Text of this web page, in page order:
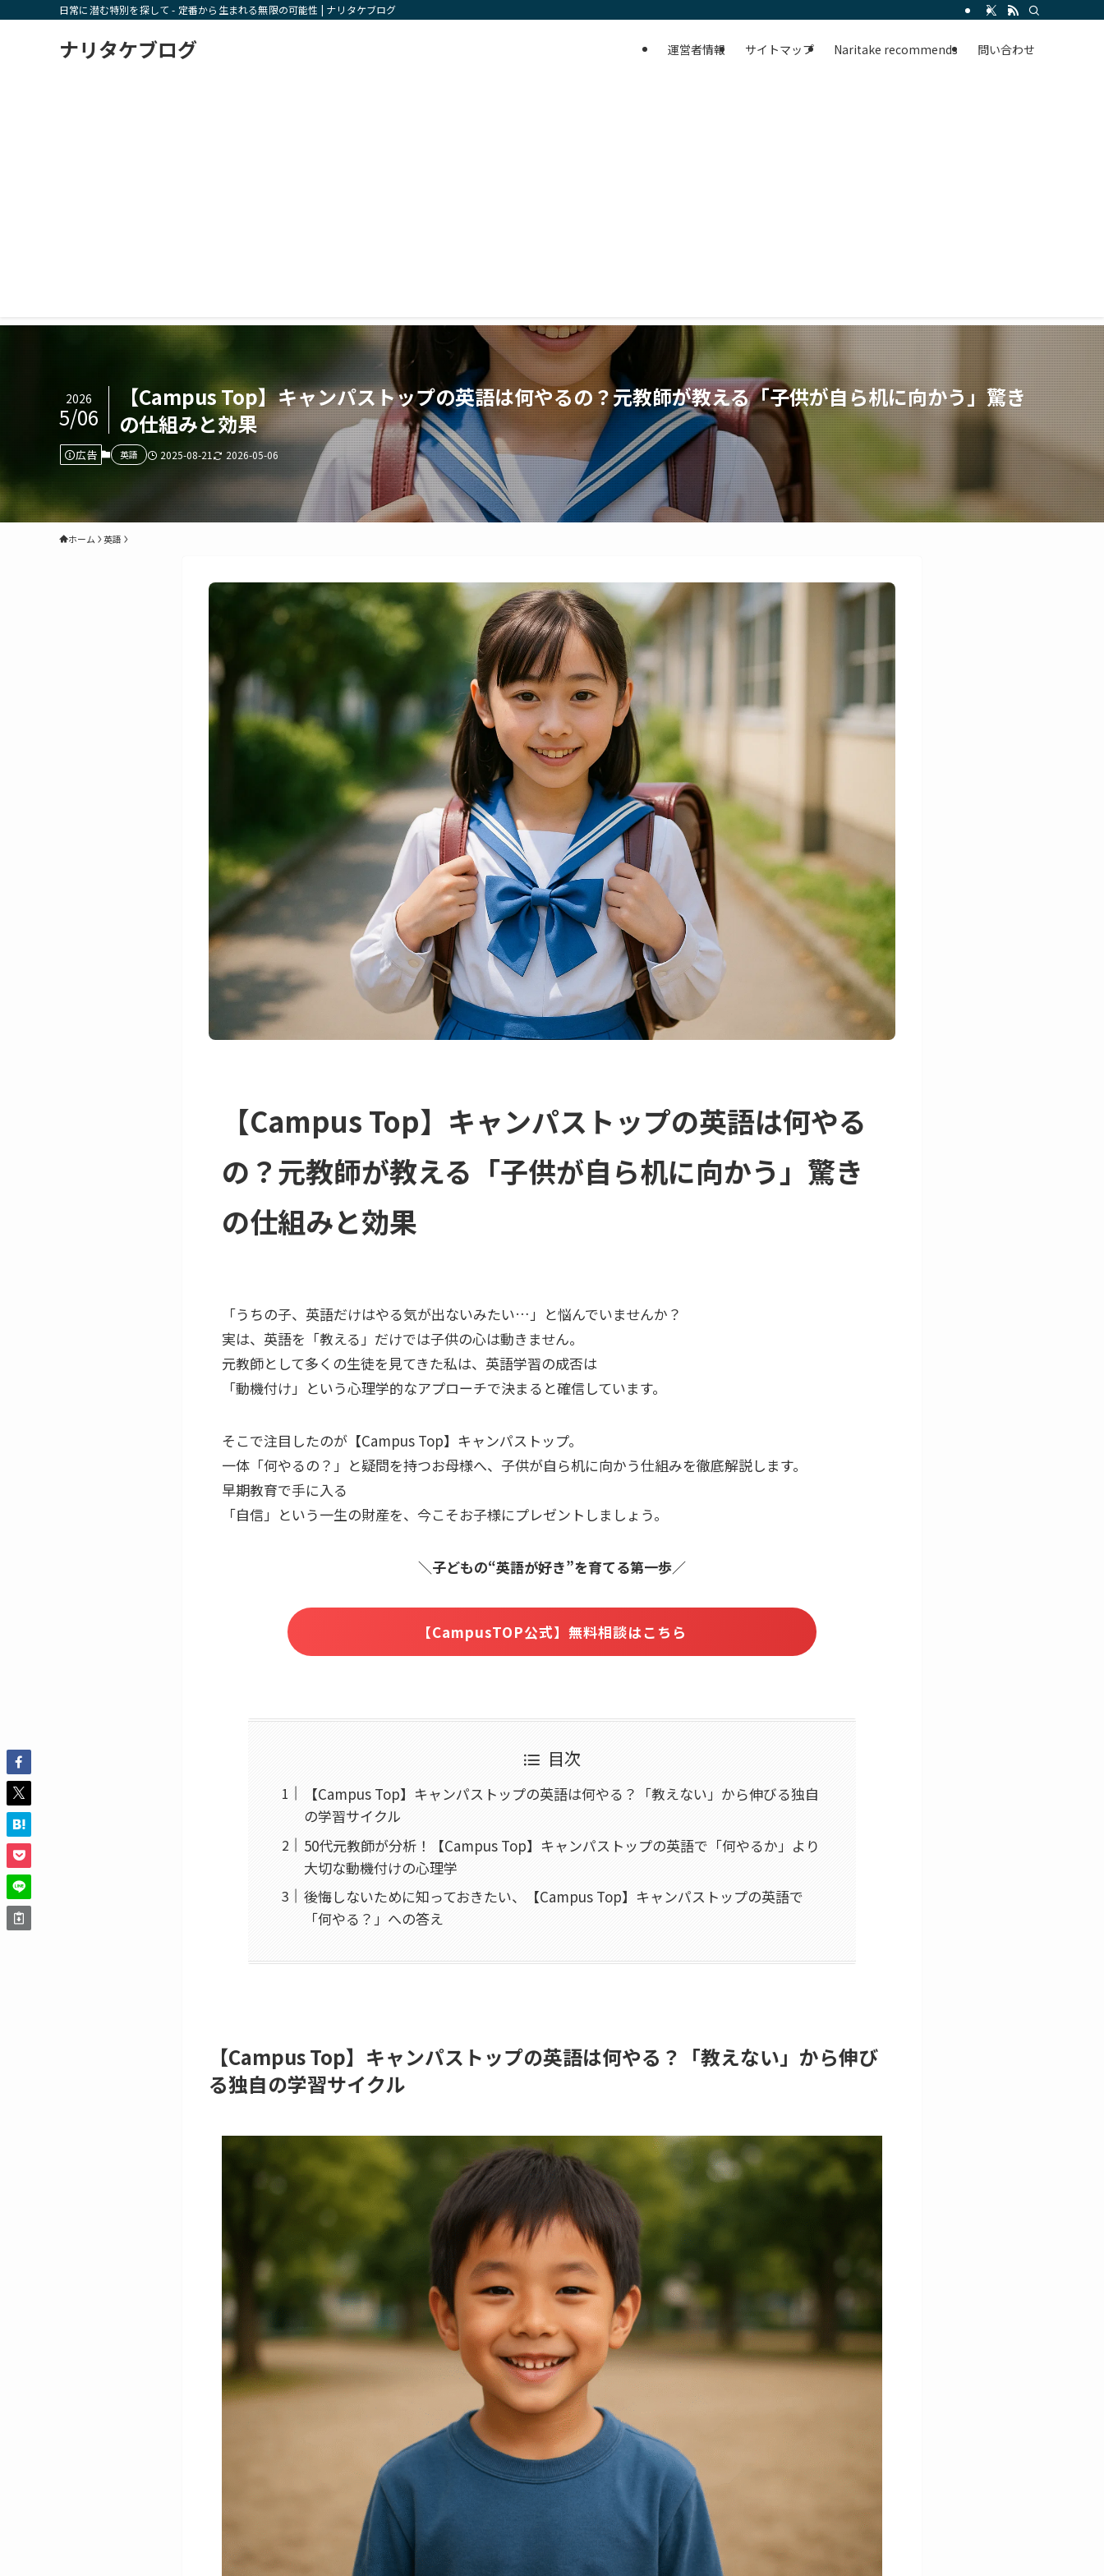
日常に潜む特別を探して - 定番から生まれる無限の可能性 | ナリタケブログ
ナリタケブログ 運営者情報 サイトマップ Naritake recommends 問い合わせ
【Campus Top】キャンパストップの英語は何やるの？元教師が教える「子供が自ら机に向かう」驚き
の仕組みと効果
2026
5/06
広告 英語 2025-08-21 2026-05-06
ホーム 英語
【Campus Top】キャンパストップの英語は何やる
の？元教師が教える「子供が自ら机に向かう」驚き
の仕組みと効果
「うちの子、英語だけはやる気が出ないみたい…」と悩んでいませんか？
実は、英語を「教える」だけでは子供の心は動きません。
元教師として多くの生徒を見てきた私は、英語学習の成否は
「動機付け」という心理学的なアプローチで決まると確信しています。
そこで注目したのが【Campus Top】キャンパストップ。
一体「何やるの？」と疑問を持つお母様へ、子供が自ら机に向かう仕組みを徹底解説します。
早期教育で手に入る
「自信」という一生の財産を、今こそお子様にプレゼントしましょう。
＼子どもの“英語が好き”を育てる第一歩／
【CampusTOP公式】無料相談はこちら
目次
【Campus Top】キャンパストップの英語は何やる？「教えない」から伸びる独自
の学習サイクル
50代元教師が分析！【Campus Top】キャンパストップの英語で「何やるか」より
大切な動機付けの心理学
後悔しないために知っておきたい、【Campus Top】キャンパストップの英語で
「何やる？」への答え
【Campus Top】キャンパストップの英語は何やる？「教えない」から伸び
る独自の学習サイクル